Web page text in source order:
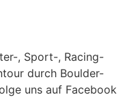
, Sport-, Racing-
durch Boulder-
uns auf Facebook